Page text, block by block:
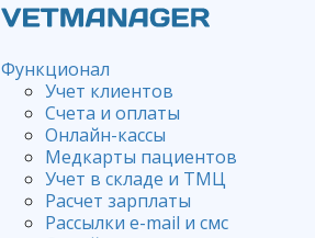
Функционал
Учет клиентов
Счета и оплаты
Онлайн-кассы
Медкарты пациентов
Учет в складе и ТМЦ
Расчет зарплаты
Рассылки e-mail и смс